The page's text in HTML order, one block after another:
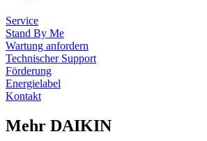
Service
Stand By Me
Wartung anfordern
Technischer Support
Förderung
Energielabel
Kontakt
Mehr DAIKIN